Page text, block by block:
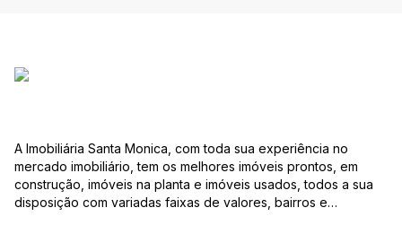
A Imobiliária Santa Monica, com toda sua experiência no
mercado imobiliário, tem os melhores imóveis prontos, em
construção, imóveis na planta e imóveis usados, todos a sua
disposição com variadas faixas de valores, bairros e